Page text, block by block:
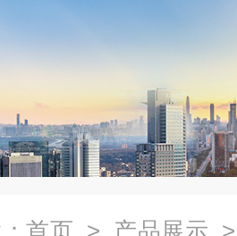
首页 > 产品展示